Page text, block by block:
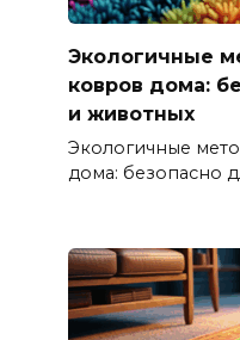
Экологичные
ковров дома:
и животных
Экологичные
дома: безопасно